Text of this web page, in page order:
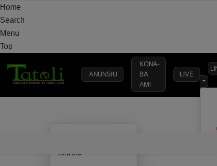
Home
Search
Menu
Top
ANUNSIU
KONA-
BA
AMI
LIVE
AINARU